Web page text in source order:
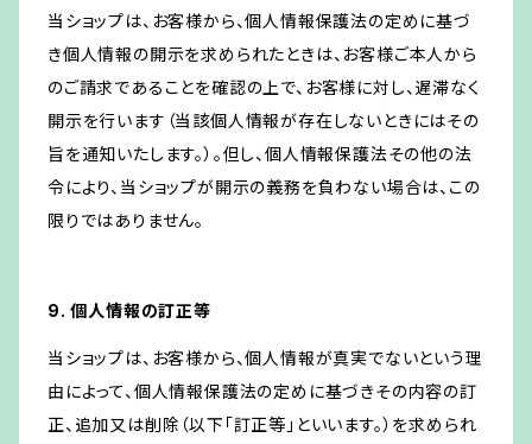
当ショップは、お客様から、個人情報保護法の定めに基づ
き個人情報の開示を求められたときは、お客様ご本人から
のご請求であることを確認の上で、お客様に対し、遅滞なく
開示を行います（当該個人情報が存在しないときにはその
旨を通知いたします。）。但し、個人情報保護法その他の法
令により、当ショップが開示の義務を負わない場合は、この
限りではありません。
9. 個人情報の訂正等
当ショップは、お客様から、個人情報が真実でないという理
由によって、個人情報保護法の定めに基づきその内容の訂
正、追加又は削除（以下「訂正等」といいます。）を求められ